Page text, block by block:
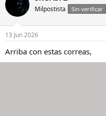
Milpostista Sin verificar
13 Jun 2026
Arriba con estas correas,